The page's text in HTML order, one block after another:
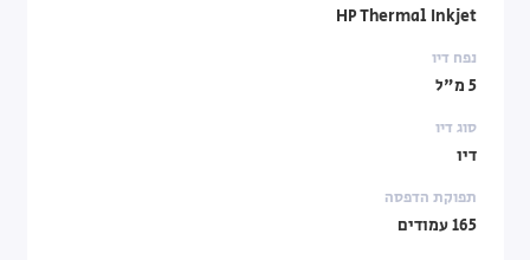
HP Thermal Inkjet
נפח דיו
5 מ"ל
סוג דיו
דיו
תפוקת הדפסה
165 עמודים